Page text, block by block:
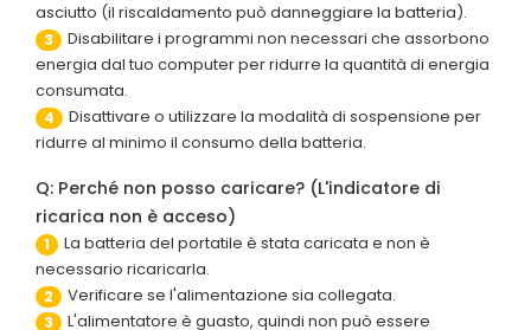
asciutto (il riscaldamento può danneggiare la batteria).
3
Disabilitare i programmi non necessari che assorbono
energia dal tuo computer per ridurre la quantità di energia
consumata.
4
Disattivare o utilizzare la modalità di sospensione per
ridurre al minimo il consumo della batteria.
Q: Perché non posso caricare? (L'indicatore di
ricarica non è acceso)
1
La batteria del portatile è stata caricata e non è
necessario ricaricarla.
2 Verificare se l'alimentazione sia collegata.
3 L'alimentatore è guasto, quindi non può essere